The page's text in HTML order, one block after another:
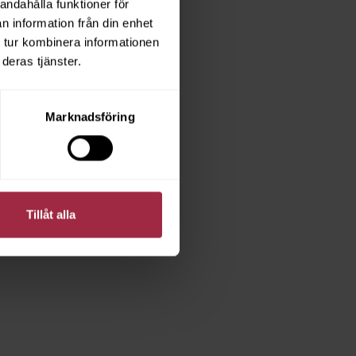
funktioner för
information från din enhet
kombinera informationen
tjänster.
Marknadsföring
Tillåt alla